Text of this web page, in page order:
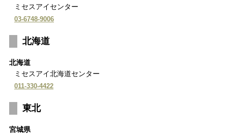
ミセスアイセンター
03-6748-9006
北海道
北海道
ミセスアイ北海道センター
011-330-4422
東北
宮城県